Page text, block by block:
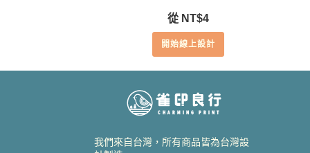
從 NT$4
開始線上設計
我們來自台灣，所有商品皆為台灣設